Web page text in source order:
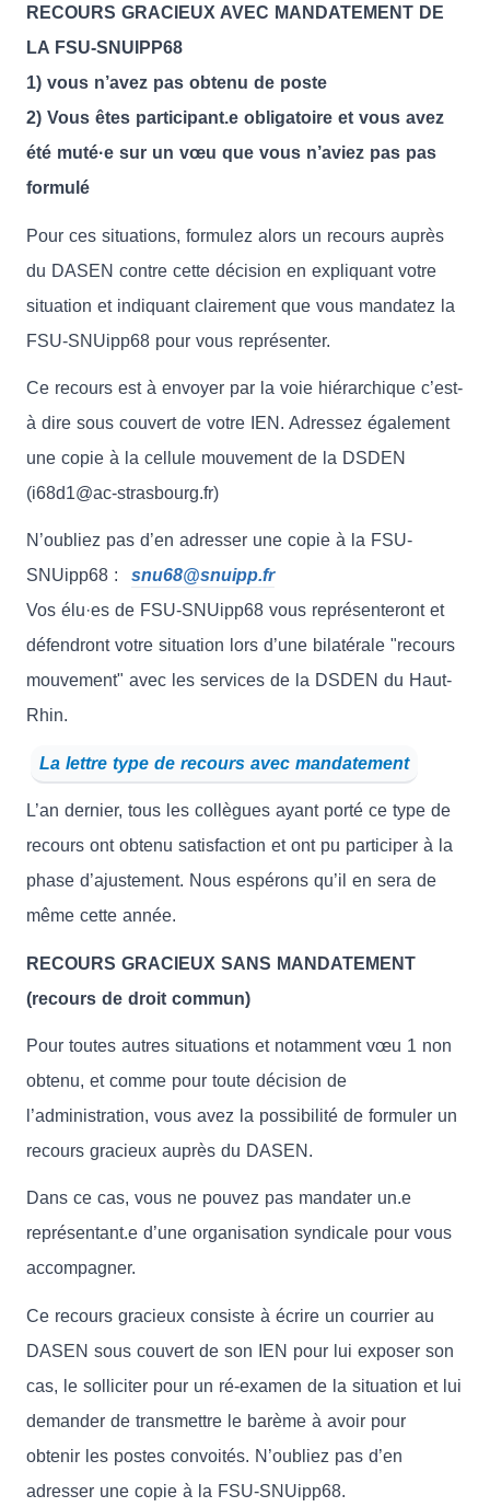
RECOURS GRACIEUX AVEC MANDATEMENT DE
LA FSU-SNUIPP68
1) vous n’avez pas obtenu de poste
2) Vous êtes participant.e obligatoire et vous avez
été muté·e sur un vœu que vous n’aviez pas pas
formulé
Pour ces situations, formulez alors un recours auprès
du DASEN contre cette décision en expliquant votre
situation et indiquant clairement que vous mandatez la
FSU-SNUipp68 pour vous représenter.
Ce recours est à envoyer par la voie hiérarchique c’est-
à dire sous couvert de votre IEN. Adressez également
une copie à la cellule mouvement de la DSDEN
(i68d1@ac-strasbourg.fr)
N’oubliez pas d’en adresser une copie à la FSU-
SNUipp68 :
snu68@snuipp.fr
Vos élu·es de FSU-SNUipp68 vous représenteront et
défendront votre situation lors d’une bilatérale "recours
mouvement" avec les services de la DSDEN du Haut-
Rhin.
La lettre type de recours avec mandatement
L’an dernier, tous les collègues ayant porté ce type de
recours ont obtenu satisfaction et ont pu participer à la
phase d’ajustement. Nous espérons qu’il en sera de
même cette année.
RECOURS GRACIEUX SANS MANDATEMENT
(recours de droit commun)
Pour toutes autres situations et notamment vœu 1 non
obtenu, et comme pour toute décision de
l’administration, vous avez la possibilité de formuler un
recours gracieux auprès du DASEN.
Dans ce cas, vous ne pouvez pas mandater un.e
représentant.e d’une organisation syndicale pour vous
accompagner.
Ce recours gracieux consiste à écrire un courrier au
DASEN sous couvert de son IEN pour lui exposer son
cas, le solliciter pour un ré-examen de la situation et lui
demander de transmettre le barème à avoir pour
obtenir les postes convoités. N’oubliez pas d’en
adresser une copie à la FSU-SNUipp68.